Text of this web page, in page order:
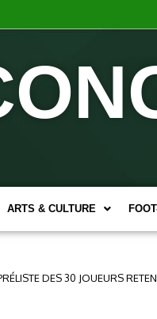
ARTS & CULTURE
DES 30 JOUEURS